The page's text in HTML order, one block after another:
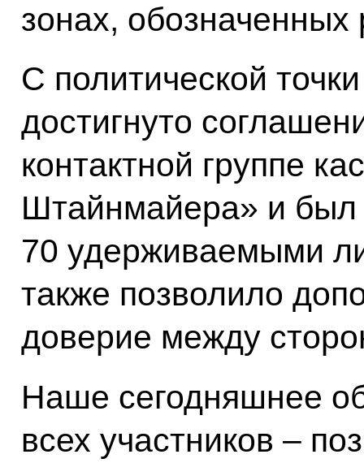
зонах, обозначенных
С политической
достигнуто
контактной группе
Штайнмайера» и был
70 удерживаемыми
также позволило
доверие между
Наше сегодняшнее
всех участников –